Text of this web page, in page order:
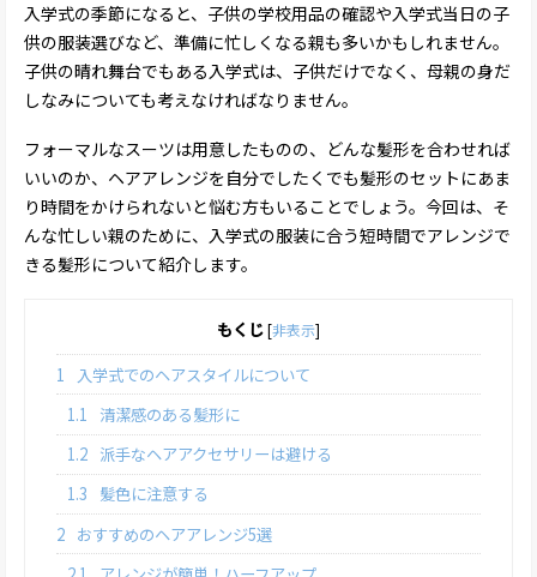
入学式の季節になると、子供の学校用品の確認や入学式当日の子
供の服装選びなど、準備に忙しくなる親も多いかもしれません。
子供の晴れ舞台でもある入学式は、子供だけでなく、母親の身だ
しなみについても考えなければなりません。
フォーマルなスーツは用意したものの、どんな髪形を合わせれば
いいのか、ヘアアレンジを自分でしたくでも髪形のセットにあま
り時間をかけられないと悩む方もいることでしょう。今回は、そ
んな忙しい親のために、入学式の服装に合う短時間でアレンジで
きる髪形について紹介します。
もくじ[非表示]
1
入学式でのヘアスタイルについて
1.1
清潔感のある髪形に
1.2 派手なヘアアクセサリーは避ける
1.3
髪色に注意する
2 おすすめのヘアアレンジ5選